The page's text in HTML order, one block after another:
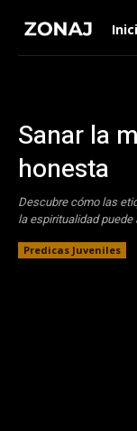
Sanar la
honesta
Descubre cómo las
la espiritualidad
Predicas Juveniles